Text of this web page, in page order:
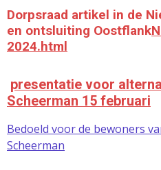
Dorpsraad artikel in de
en ontsluiting Oostflank
2024.html
presentatie voor
Scheerman 15 februari
Bedoeld voor de bewoners
Scheerman